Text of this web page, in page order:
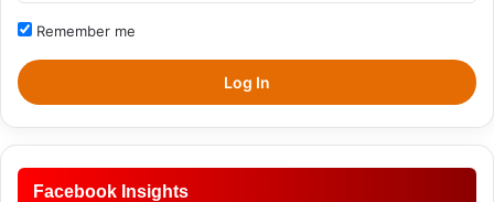
Remember me
Log In
Facebook Insights